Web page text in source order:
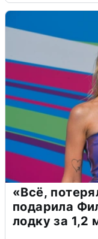
«Всё,
подарила
лодку за 1,2